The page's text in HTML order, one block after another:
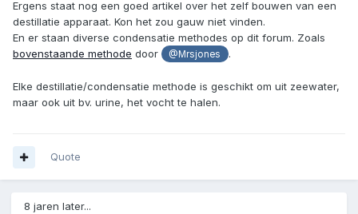
Ergens staat nog een goed artikel over het zelf bouwen van een
destillatie apparaat. Kon het zou gauw niet vinden.
En er staan diverse condensatie methodes op dit forum. Zoals
bovenstaande methode door @Mrsjones .
Elke destillatie/condensatie methode is geschikt om uit zeewater,
maar ook uit bv. urine, het vocht te halen.
Quote
8 jaren later...